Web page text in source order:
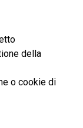
della
o cookie di